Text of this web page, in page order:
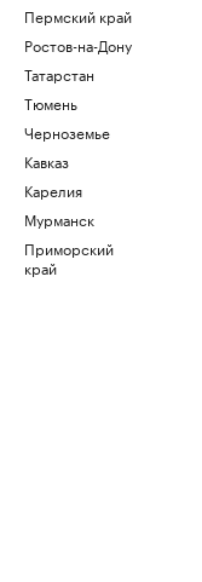
Пермский край
Ростов-на-Дону
Татарстан
Тюмень
Черноземье
Кавказ
Карелия
Мурманск
Приморский
край